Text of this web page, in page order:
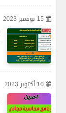
15 نوفمبر 2023
10 أكتوبر 2023